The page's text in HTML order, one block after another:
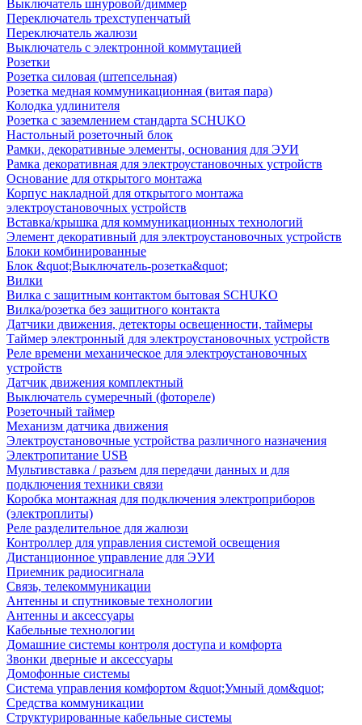
Выключатель шнуровой/диммер
Переключатель трехступенчатый
Переключатель жалюзи
Выключатель с электронной коммутацией
Розетки
Розетка силовая (штепсельная)
Розетка медная коммуникационная (витая пара)
Колодка удлинителя
Розетка с заземлением стандарта SCHUKO
Настольный розеточный блок
Рамки, декоративные элементы, основания для ЭУИ
Рамка декоративная для электроустановочных устройств
Основание для открытого монтажа
Корпус накладной для открытого монтажа
электроустановочных устройств
Вставка/крышка для коммуникационных технологий
Элемент декоративный для электроустановочных устройств
Блоки комбинированные
Блок &quot;Выключатель-розетка&quot;
Вилки
Вилка с защитным контактом бытовая SCHUKO
Вилка/розетка без защитного контакта
Датчики движения, детекторы освещенности, таймеры
Таймер электронный для электроустановочных устройств
Реле времени механическое для электроустановочных
устройств
Датчик движения комплектный
Выключатель сумеречный (фотореле)
Розеточный таймер
Механизм датчика движения
Электроустановочные устройства различного назначения
Электропитание USB
Мультивставка / разъем для передачи данных и для
подключения техники связи
Коробка монтажная для подключения электроприборов
(электроплиты)
Реле разделительное для жалюзи
Контроллер для управления системой освещения
Дистанционное управление для ЭУИ
Приемник радиосигнала
Связь, телекоммуникации
Антенны и спутниковые технологии
Антенны и аксессуары
Кабельные технологии
Домашние системы контроля доступа и комфорта
Звонки дверные и аксессуары
Домофонные системы
Система управления комфортом &quot;Умный дом&quot;
Средства коммуникации
Структурированные кабельные системы